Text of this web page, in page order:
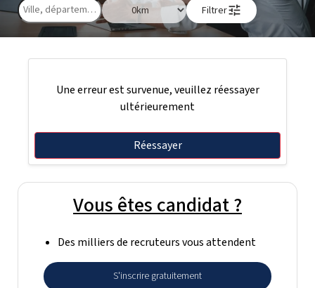
Filtrertune
Une erreur est survenue, veuillez réessayer
ultérieurement
Réessayer
Vous êtes candidat ?
Des milliers de recruteurs vous attendent
S'inscrire gratuitement